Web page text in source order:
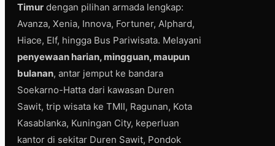
Timur dengan pilihan armada lengkap:
Avanza, Xenia, Innova, Fortuner, Alphard,
Hiace, Elf, hingga Bus Pariwisata. Melayani
penyewaan harian, mingguan, maupun
bulanan, antar jemput ke bandara
Soekarno-Hatta dari kawasan Duren
Sawit, trip wisata ke TMII, Ragunan, Kota
Kasablanka, Kuningan City, keperluan
kantor di sekitar Duren Sawit, Pondok